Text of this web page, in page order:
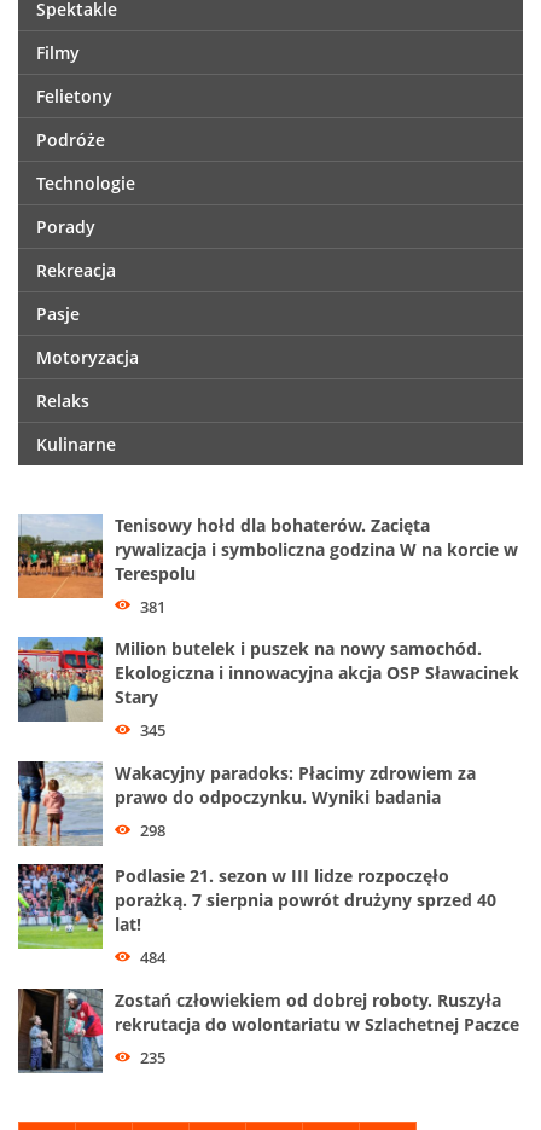
Spektakle
Filmy
Felietony
Podróże
Technologie
Porady
Rekreacja
Pasje
Motoryzacja
Relaks
Kulinarne
Tenisowy hołd dla bohaterów. Zacięta
rywalizacja i symboliczna godzina W na korcie w
Terespolu
381
Milion butelek i puszek na nowy samochód.
Ekologiczna i innowacyjna akcja OSP Sławacinek
Stary
345
Wakacyjny paradoks: Płacimy zdrowiem za
prawo do odpoczynku. Wyniki badania
298
Podlasie 21. sezon w III lidze rozpoczęło
porażką. 7 sierpnia powrót drużyny sprzed 40
lat!
484
Zostań człowiekiem od dobrej roboty. Ruszyła
rekrutacja do wolontariatu w Szlachetnej Paczce
235